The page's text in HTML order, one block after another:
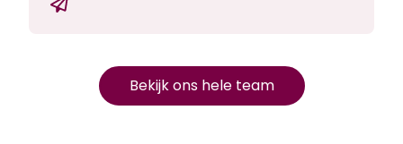
Bekijk ons hele team